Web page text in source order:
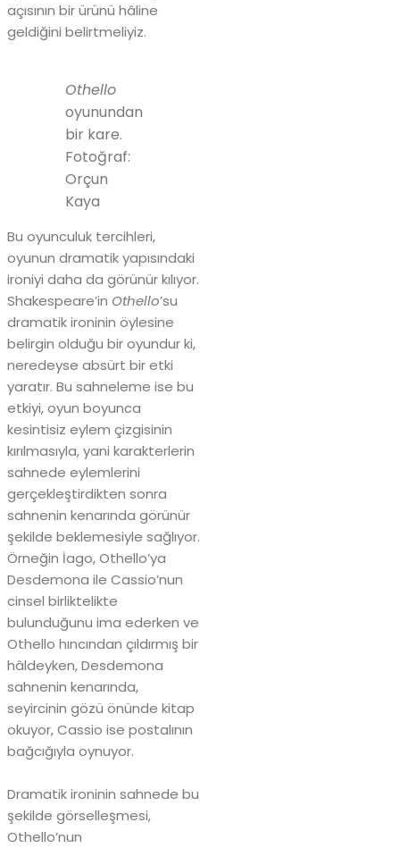
açısının bir ürünü hâline
geldiğini belirtmeliyiz.
Othello
oyunundan
bir kare.
Fotoğraf:
Orçun
Kaya
Bu oyunculuk tercihleri,
oyunun dramatik yapısındaki
ironiyi daha da görünür kılıyor.
Shakespeare’in Othello’su
dramatik ironinin öylesine
belirgin olduğu bir oyundur ki,
neredeyse absürt bir etki
yaratır. Bu sahneleme ise bu
etkiyi, oyun boyunca
kesintisiz eylem çizgisinin
kırılmasıyla, yani karakterlerin
sahnede eylemlerini
gerçekleştirdikten sonra
sahnenin kenarında görünür
şekilde beklemesiyle sağlıyor.
Örneğin İago, Othello’ya
Desdemona ile Cassio’nun
cinsel birliktelikte
bulunduğunu ima ederken ve
Othello hıncından çıldırmış bir
hâldeyken, Desdemona
sahnenin kenarında,
seyircinin gözü önünde kitap
okuyor, Cassio ise postalının
bağcığıyla oynuyor.
Dramatik ironinin sahnede bu
şekilde görselleşmesi,
Othello’nun